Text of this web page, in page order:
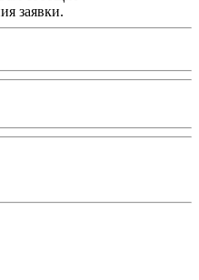
заявки.